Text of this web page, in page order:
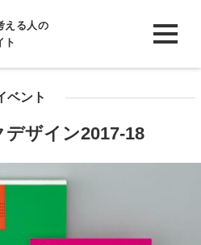
える人の
ト
ベント
ザイン2017-18